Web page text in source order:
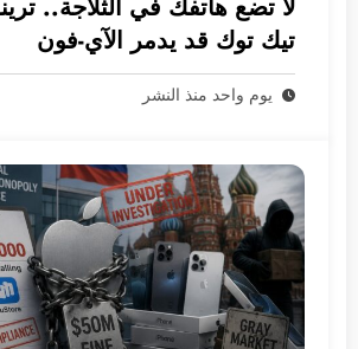
تيك توك قد يدمر الآي-فون
يوم واحد منذ النشر